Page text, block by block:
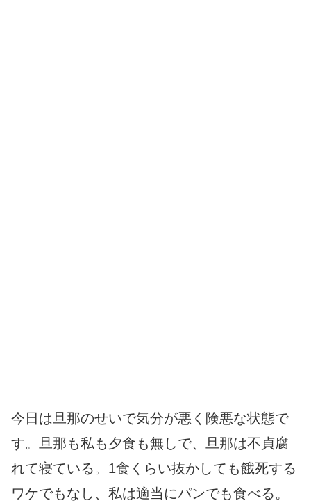
今日は旦那のせいで気分が悪く険悪な状態で
す。旦那も私も夕食も無しで、旦那は不貞腐
れて寝ている。1食くらい抜かしても餓死する
ワケでもなし、私は適当にパンでも食べる。